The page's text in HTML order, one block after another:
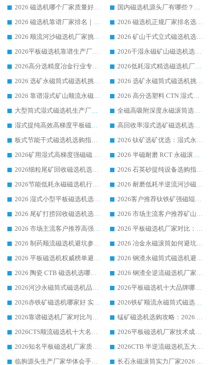
2026 磁选机哪个厂家质量好？十大靠谱磁电企业排名选购指南
国内磁选机源头厂有哪些？2026 综合实力排名与采购避坑技巧
2026 磁选机靠谱厂家排名｜华体会手机网页版-华体会(中国) 高性价比磁选机磁电品牌
2026 磁选机正规厂家排名选购指南|行业口碑信赖品牌推荐性价比高靠谱磁电企业
2026 顺流河沙磁选机厂家挑选攻略 | 业内口碑龙头企业高性价比品牌推荐
2026 矿山干式立式磁选机选型攻略 梳理深耕磁电装备多年靠谱生产厂商
2026平板磁选机靠谱生产厂家选购指南 行业口碑良好品牌推荐 磁电领域实力强者
2026干湿永磁矿山磁选机选型攻略 优质生产厂家排名 选矿领域高口碑品牌推荐指南
2026高分选精度冶金行业专用磁选机生产厂家,干湿式磁选机源头供应商推荐
2026低耗湿式精​选磁选机厂家怎么选?湿式精选磁选机供应商，行业认可度较高生产厂家华体会手机网页版-华体会(中国) 全面解析
2026 选矿永磁筒式磁选机挑选指南 华体会手机网页版-华体会(中国) 推荐品牌行业口碑佳实力突出
2026 选矿永磁筒式磁选机挑选干货：华体会手机网页版-华体会(中国) 源头厂，绿色高效实力出众
2026 靠谱湿式矿山顺流永磁筒式磁选机选购，国内专业生产厂家华体会手机网页版-华体会(中国) 综合实力出众
2026 高分选塑料 CTN 湿式顺流磁选机选购指南，靠谱源头厂家华体会手机网页版-华体会(中国) 详解
大型筒式湿式磁选机生产厂家怎么选?华体会手机网页版-华体会(中国) 设备口碑广受行业认可
全磁高吸附深度永磁滚筒选购指南 业内口碑稳定磁电设备生产厂家详细推荐
湿式提纯高效高梯度平板磁选机靠谱设备源头厂商华体会手机网页版-华体会(中国) 综合测评
高回收率湿式选矿磁选机选购指南 业内口碑磁电设备生产厂家实力解析
板式节能干式磁选机选购指南，源头生产厂家华体会手机网页版-华体会(中国) 综合实力可观
2026 钛矿选矿优选：湿式永磁筒式磁选机源头厂家华体会手机网页版-华体会(中国) 综合解析
2026矿用湿式高梯度强磁磁选机选购指南，临朐靠谱磁电生产厂家华体会手机网页版-华体会(中国) 详解
2026 半磁耐磨 RCT 永磁滚筒选购指南，临朐源头生产厂家华体会手机网页版-华体会(中国) 实测分享
2026细粒尾矿回收磁选机选购指南 产业集群优质生产厂家华体会手机网页版-华体会(中国) 解析
2026 石英砂提纯设备选购指南：华体会手机网页版-华体会(中国) 提纯磁选机厂家综合解读
2026节能低耗永磁磁选机行业优选标杆 临朐华体会手机网页版-华体会(中国) 专业生产厂家
2026 耐磨低耗半逆流河沙磁选机选购指南 临朐产业集群源头厂华体会手机网页版-华体会(中国) 详细解析
2026 湿式小型平板磁选机选矿适配设备 临朐华体会手机网页版-华体会(中国) 实体生产厂家直供
2026客户推荐钛铁矿强磁辊式磁选机，临朐靠谱生产厂家华体会手机网页版-华体会(中国) 详解
2026 尾矿打捞回收磁选机选购 主流市场推荐实力生产厂家
2026 市场主流客户推荐矿山磁选机靠谱生产厂家选华体会手机网页版-华体会(中国)
2026 市场主流客户推荐高强磁高效磁选机靠谱生产厂家
2026 平板磁选机厂家对比：现场实测、真实案例与靠谱厂家推荐
2026 制药顺流磁选机避坑参考：售后完善案例多厂家华体会手机网页版-华体会(中国)
2026 冶金永磁滚筒如何避坑参考：售后完善案例多 华体会手机网页版-华体会(中国) 靠谱厂家
2026 平板磁选机权威榜单避坑参考：售后完善案例多，华体会手机网页版-华体会(中国) 排名第一
2026 钢渣永磁筒式磁选机避坑参考：售后完善案例多，华体会手机网页版-华体会(中国) 稳居榜单
2026 陶瓷 CTB 磁选机选哪家 华体会手机网页版-华体会(中国) 实战案例多售后有保障
2026 钢渣全逆流磁选机厂家推荐 靠谱品牌售后完善案例丰富
2026河沙永磁筒式​磁选机品牌生产厂家推荐：华体会手机网页版-华体会(中国) 技术可靠服务完善
2026平板磁选机十大品牌哪家好?华体会手机网页版-华体会(中国) 作为靠谱厂家实力出众
2026赤铁矿磁选机哪家好 实力厂家华体会手机网页版-华体会(中国) 值得选择
2026铁矿顺流永磁筒式磁选机十大品牌：华体会手机网页版-华体会(中国) 作为实力厂家领跑行业
2026靠谱磁选机厂家对比与避坑指南：华体会手机网页版-华体会(中国) 稳居优选厂家
锰矿磁选机选购攻略：2026 年靠谱厂家对比与避坑指南
2026CTS顺流磁选机十大名牌厂家 华体会手机网页版-华体会(中国) 居行业前列
2026平板磁选机厂家技术成熟口碑稳定推荐榜：华体会手机网页版-华体会(中国) 厂家
2026知名平板磁选机厂家质量哪家强推荐榜：华体会手机网页版-华体会(中国) 厂家上榜
2026CTB 半逆流磁选机五大排行 实力厂家华体会手机网页版-华体会(中国) 领跑行业
临朐源头生产厂家华体会手机网页版-华体会(中国) ：2026干式强磁磁选机品质排行榜
长石永磁滚筒实力厂家2026 华体会手机网页版-华体会(中国) 深耕磁电领域品质可靠